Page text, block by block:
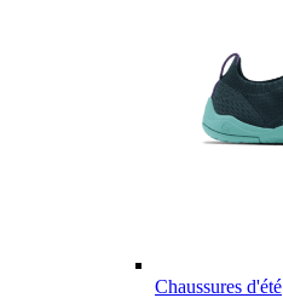
Chaussures d'été